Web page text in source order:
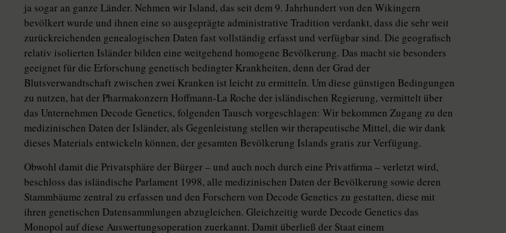
ja sogar an ganze Länder. Nehmen wir Island, das seit dem 9. Jahrhundert von den Wikingern
bevölkert wurde und ihnen eine so ausgeprägte administrative Tradition verdankt, dass die sehr weit
zurückreichenden genealogischen Daten fast vollständig erfasst und verfügbar sind. Die geografisch
relativ isolierten Isländer bilden eine weitgehend homogene Bevölkerung. Das macht sie besonders
geeignet für die Erforschung genetisch bedingter Krankheiten, denn der Grad der
Blutsverwandtschaft zwischen zwei Kranken ist leicht zu ermitteln. Um diese günstigen Bedingungen
zu nutzen, hat der Pharmakonzern Hoffmann-La Roche der isländischen Regierung, vermittelt über
das Unternehmen Decode Genetics, folgenden Tausch vorgeschlagen: Wir bekommen Zugang zu den
medizinischen Daten der Isländer, als Gegenleistung stellen wir therapeutische Mittel, die wir dank
dieses Materials entwickeln können, der gesamten Bevölkerung Islands gratis zur Verfügung.
Obwohl damit die Privatsphäre der Bürger – und auch noch durch eine Privatfirma – verletzt wird,
beschloss das isländische Parlament 1998, alle medizinischen Daten der Bevölkerung sowie deren
Stammbäume zentral zu erfassen und den Forschern von Decode Genetics zu gestatten, diese mit
ihren genetischen Datensammlungen abzugleichen. Gleichzeitig wurde Decode Genetics das
Monopol auf diese Auswertungsoperation zuerkannt. Damit überließ der Staat einem